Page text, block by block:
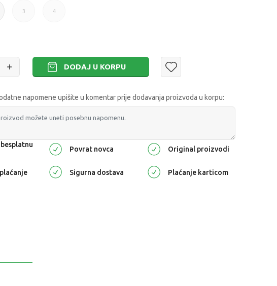
3 4
DODAJ U KORPU
napomene upišite u komentar prije dodavanja proizvoda u korpu:
Povrat novca Original proizvodi
Sigurna dostava Plaćanje karticom